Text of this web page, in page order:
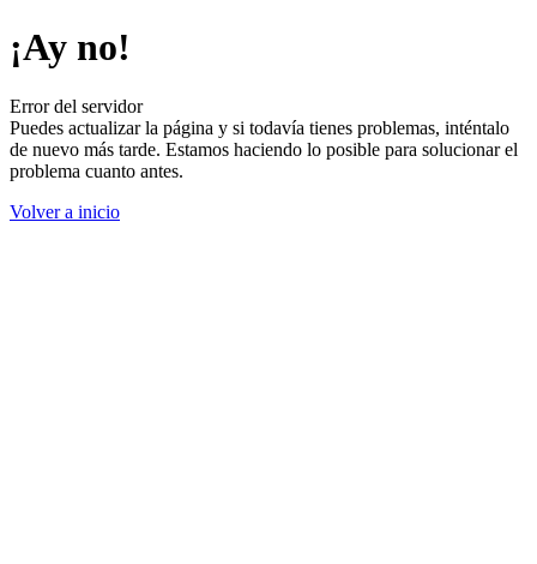
¡Ay no!
Error del servidor
Puedes actualizar la página y si todavía tienes problemas, inténtalo
de nuevo más tarde. Estamos haciendo lo posible para solucionar el
problema cuanto antes.
Volver a inicio